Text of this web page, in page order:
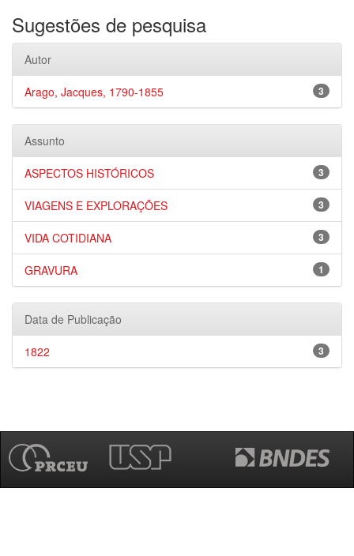
Sugestões de pesquisa
Autor
3
Arago, Jacques, 1790-1855
Assunto
3
ASPECTOS HISTÓRICOS
3
VIAGENS E EXPLORAÇÕES
3
VIDA COTIDIANA
1
GRAVURA
Data de Publicação
3
1822